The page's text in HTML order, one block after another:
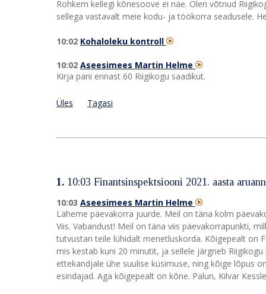
Rohkem kellegi kõnesoove ei näe. Olen võtnud
sellega vastavalt meie kodu- ja töökorra seadusele.
10:02 Kohaloleku kontroll
10:02 Aseesimees Martin Helme
Kirja pani ennast 60 Riigikogu saadikut.
Üles Tagasi
1. 10:03 Finantsinspektsiooni 2021. aasta
10:03 Aseesimees Martin Helme
Läheme päevakorra juurde. Meil on täna kolm
Viis. Vabandust! Meil on täna viis päevakorrapunkti,
tutvustan teile lühidalt menetluskorda. Kõigepealt on
mis kestab kuni 20 minutit, ja sellele järgneb
ettekandjale ühe suulise küsimuse, ning kõige lõpus
esindajad. Aga kõigepealt on kõne. Palun, Kilvar